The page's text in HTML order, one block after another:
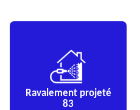
Ravalement projeté
83